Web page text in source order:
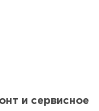
и сервисное